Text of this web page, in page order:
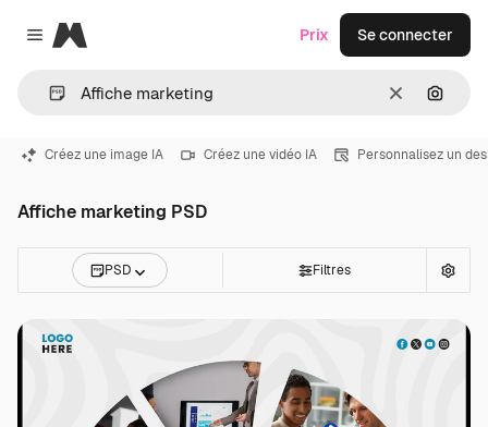
Close menu
Magnific
Effacer
Prix Se connecter
Créez une image IA Créez une vidéo IA Personnalisez un
Affiche marketing PSD
PSD Filtres